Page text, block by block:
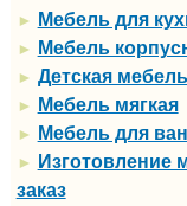
► Мебель для
► Мебель
► Детская мебель
► Мебель мягкая
► Мебель для
► Изготовление
заказ